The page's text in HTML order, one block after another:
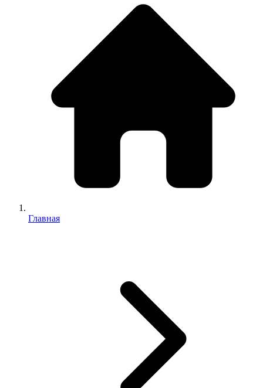
Главная